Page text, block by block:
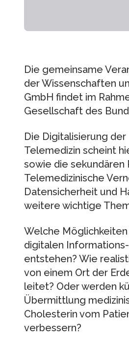
Die gemeinsame
der Wissenschaften
GmbH findet im
Gesellschaft des
Die Digitalisierung
Telemedizin scheint
sowie die sekundären
Telemedizinische
Datensicherheit und
weitere wichtige
Welche Möglichkeiten
digitalen
entstehen? Wie
von einem Ort der
leitet? Oder werden
Übermittlung
Cholesterin vom
verbessern?